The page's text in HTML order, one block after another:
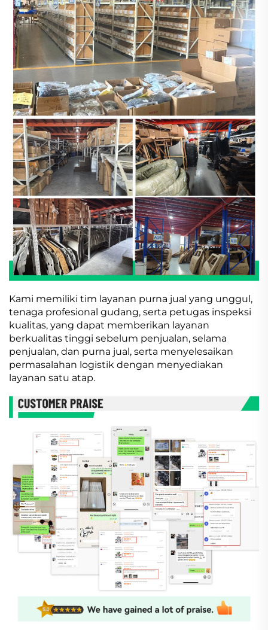
Kami memiliki tim layanan purna jual yang unggul,
tenaga profesional gudang, serta petugas inspeksi
kualitas, yang dapat memberikan layanan
berkualitas tinggi sebelum penjualan, selama
penjualan, dan purna jual, serta menyelesaikan
permasalahan logistik dengan menyediakan
layanan satu atap.